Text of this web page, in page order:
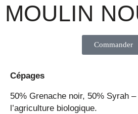
MOULIN
Commander
Cépages
50% Grenache noir, 50% Syrah
l’agriculture biologique.